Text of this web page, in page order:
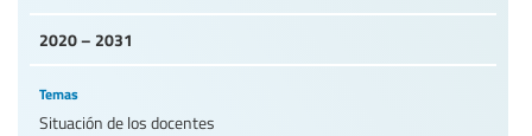
2020 – 2031
Temas
Situación de los docentes